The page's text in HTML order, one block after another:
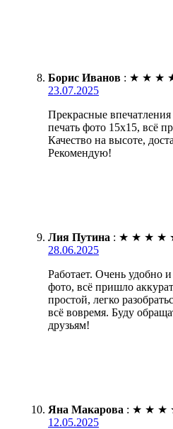
Борис Иванов : ★ ★ ★
23.07.2025
Прекрасные впечатления
печать фото 15х15, всё
Качество на высоте,
Рекомендую!
Лия Путина : ★ ★ ★ ★
28.06.2025
Работает. Очень удобно
фото, всё пришло
простой, легко
всё вовремя. Буду
друзьям!
Яна Макарова : ★ ★ ★
12.05.2025